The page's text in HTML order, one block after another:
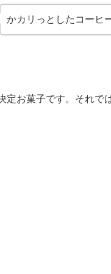
かカリっとしたコーヒ
定お菓子です。それで